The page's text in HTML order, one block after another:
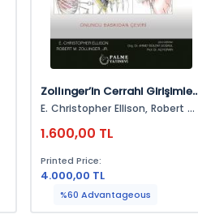
Zollınger’in Cerrahi Girişimler
Atlası
E. Christopher Ellison, Robert M.
1.600,00 TL
Printed Price:
4.000,00 TL
%60 Advantageous